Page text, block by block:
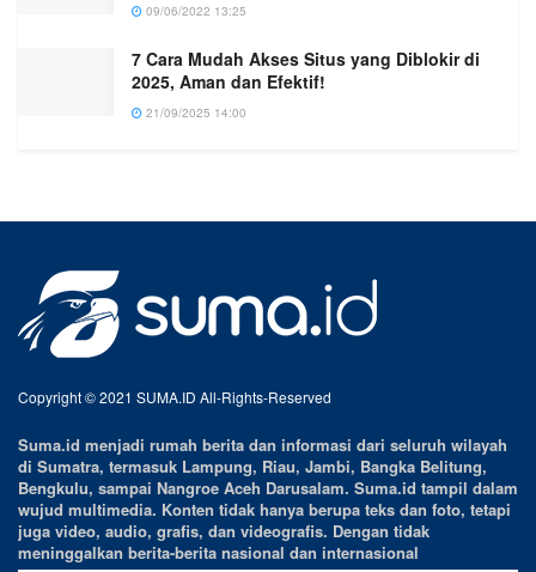
09/06/2022 13:25
7 Cara Mudah Akses Situs yang Diblokir di
2025, Aman dan Efektif!
21/09/2025 14:00
Copyright © 2021 SUMA.ID All-Rights-Reserved
Suma.id menjadi rumah berita dan informasi dari seluruh wilayah
di Sumatra, termasuk Lampung, Riau, Jambi, Bangka Belitung,
Bengkulu, sampai Nangroe Aceh Darusalam. Suma.id tampil dalam
wujud multimedia. Konten tidak hanya berupa teks dan foto, tetapi
juga video, audio, grafis, dan videografis. Dengan tidak
meninggalkan berita-berita nasional dan internasional